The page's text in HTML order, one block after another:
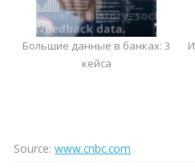
Большие данные в банках: 3
кейса
Source: www.cnbc.com